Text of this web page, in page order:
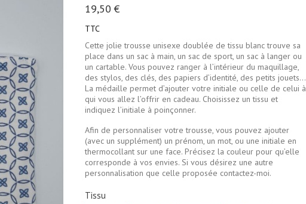
19,50 €
TTC
Cette jolie trousse unisexe doublée de tissu blanc trouve sa
place dans un sac à main, un sac de sport, un sac à langer ou
un cartable. Vous pouvez ranger à l’intérieur du maquillage,
des stylos, des clés, des papiers d’identité, des petits jouets…
La médaille permet d’ajouter votre initiale ou celle de celui à
qui vous allez l’offrir en cadeau. Choisissez un tissu et
indiquez l’initiale à poinçonner.
Afin de personnaliser votre trousse, vous pouvez ajouter
(avec un supplément) un prénom, un mot, ou une initiale en
thermocollant sur une face. Précisez la couleur pour qu’elle
corresponde à vos envies. Si vous désirez une autre
personnalisation que celle proposée contactez-moi.
Tissu